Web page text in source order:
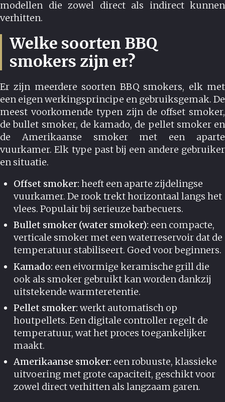
modellen die zowel direct als indirect kunnen
verhitten.
Welke soorten BBQ
smokers zijn er?
Er zijn meerdere soorten BBQ smokers, elk met
een eigen werkingsprincipe en gebruiksgemak. De
meest voorkomende typen zijn de offset smoker,
de bullet smoker, de kamado, de pellet smoker en
de Amerikaanse smoker met een aparte
vuurkamer. Elk type past bij een andere gebruiker
en situatie.
Offset smoker: heeft een aparte zijdelingse
vuurkamer. De rook trekt horizontaal langs het
vlees. Populair bij serieuze barbecuers.
Bullet smoker (water smoker): een compacte,
verticale smoker met een waterreservoir dat de
temperatuur stabiliseert. Goed voor beginners.
Kamado: een eivormige keramische grill die
ook als smoker gebruikt kan worden dankzij
uitstekende warmteretentie.
Pellet smoker: werkt automatisch op
houtpellets. Een digitale controller regelt de
temperatuur, wat het proces toegankelijker
maakt.
Amerikaanse smoker: een robuuste, klassieke
uitvoering met grote capaciteit, geschikt voor
zowel direct verhitten als langzaam garen.